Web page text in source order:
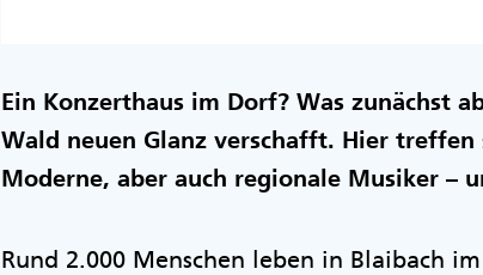
Ein Konzerthaus im Dorf? Was zunächst
Wald neuen Glanz verschafft. Hier
Moderne, aber auch regionale Musiker –
Rund 2.000 Menschen leben in Blaibach